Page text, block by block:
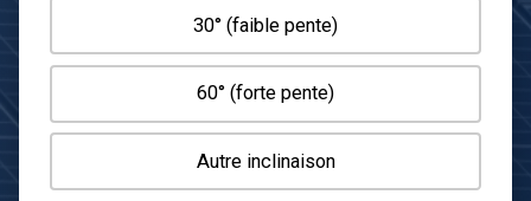
Je ne sais pas
0° (toit plat)